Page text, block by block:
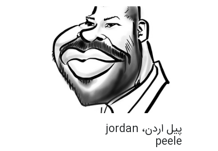
پیل اردن، jordan
peele